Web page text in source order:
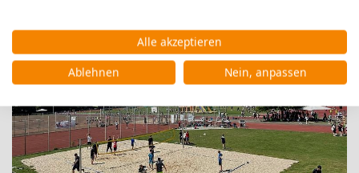
Alle akzeptieren
Ablehnen
Nein, anpassen